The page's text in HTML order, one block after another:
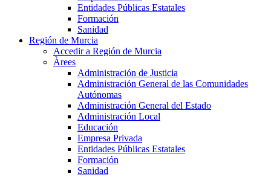
Entidades Públicas Estatales
Formación
Sanidad
Región de Murcia
Accedir a Región de Murcia
Àrees
Administración de Justicia
Administración General de las Comunidades
Autónomas
Administración General del Estado
Administración Local
Educación
Empresa Privada
Entidades Públicas Estatales
Formación
Sanidad